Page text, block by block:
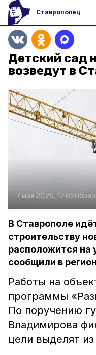
Ставрополец
Детский сад
возведут в
7 мая 2025, 17:02
В Ставрополе
строительству
расположится на
сообщили в
Работы на
программы
По поручению
Владимирова
цели выделят